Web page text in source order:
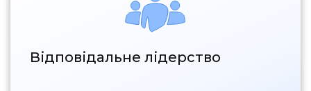
Відповідальне лідерство